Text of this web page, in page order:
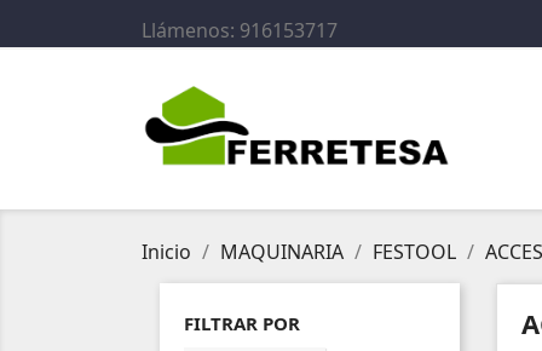
Llámenos: 916153717
Inicio MAQUINARIA FESTOOL
FILTRAR POR